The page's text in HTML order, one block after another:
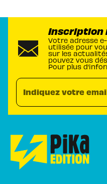
Inscription
Votre adresse
utilisée pour
sur les
pouvez vous
Pour plus
Indiquez votre